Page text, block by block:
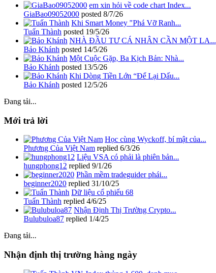
em xin hỏi về code chart Index...
GiaBao09052000 posted 8/7/26
Khi Smart Money "Phá Vỡ Ranh...
Tuấn Thành posted 19/5/26
NHÀ ĐẦU TƯ CÁ NHÂN CẦN MỘT LA...
Bảo Khánh posted 14/5/26
Một Cuộc Gặp, Ba Kịch Bản: Nhà...
Bảo Khánh posted 13/5/26
Khi Dòng Tiền Lớn “Để Lại Dấu...
Bảo Khánh posted 12/5/26
Đang tải...
Mới trả lời
Học cùng Wyckoff, bí mật của...
Phương Của Việt Nam replied 6/3/26
Liệu VSA có phải là phiên bản...
hungphong12 replied 9/1/26
Phần mềm tradeguider phái...
beginner2020 replied 31/10/25
Dữ liệu cổ phiếu 68
Tuấn Thành replied 4/6/25
Nhận Định Thị Trường Crypto...
Bulubuloa87 replied 1/4/25
Đang tải...
Nhận định thị trường hàng ngày